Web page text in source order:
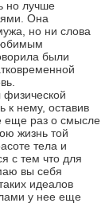
но лучше
Она
но ни слова
были
к нему, оставив
еще раз о смысле
жизнь той
тела и
с тем что для
вы себя
идеалов
у нее еще